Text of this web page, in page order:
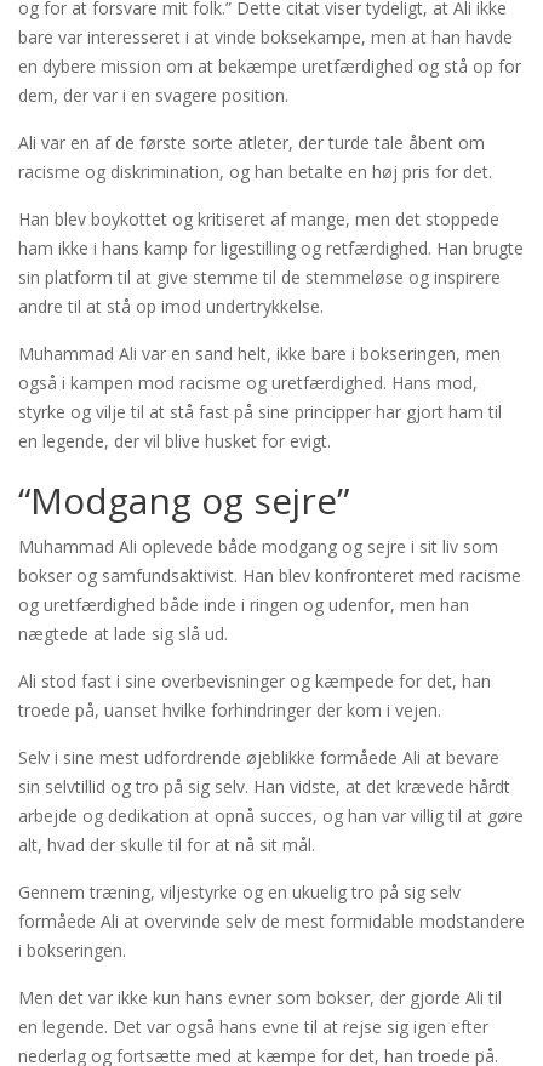
og for at forsvare mit folk.” Dette citat viser tydeligt, at Ali ikke
bare var interesseret i at vinde boksekampe, men at han havde
en dybere mission om at bekæmpe uretfærdighed og stå op for
dem, der var i en svagere position.
Ali var en af de første sorte atleter, der turde tale åbent om
racisme og diskrimination, og han betalte en høj pris for det.
Han blev boykottet og kritiseret af mange, men det stoppede
ham ikke i hans kamp for ligestilling og retfærdighed. Han brugte
sin platform til at give stemme til de stemmeløse og inspirere
andre til at stå op imod undertrykkelse.
Muhammad Ali var en sand helt, ikke bare i bokseringen, men
også i kampen mod racisme og uretfærdighed. Hans mod,
styrke og vilje til at stå fast på sine principper har gjort ham til
en legende, der vil blive husket for evigt.
“Modgang og sejre”
Muhammad Ali oplevede både modgang og sejre i sit liv som
bokser og samfundsaktivist. Han blev konfronteret med racisme
og uretfærdighed både inde i ringen og udenfor, men han
nægtede at lade sig slå ud.
Ali stod fast i sine overbevisninger og kæmpede for det, han
troede på, uanset hvilke forhindringer der kom i vejen.
Selv i sine mest udfordrende øjeblikke formåede Ali at bevare
sin selvtillid og tro på sig selv. Han vidste, at det krævede hårdt
arbejde og dedikation at opnå succes, og han var villig til at gøre
alt, hvad der skulle til for at nå sit mål.
Gennem træning, viljestyrke og en ukuelig tro på sig selv
formåede Ali at overvinde selv de mest formidable modstandere
i bokseringen.
Men det var ikke kun hans evner som bokser, der gjorde Ali til
en legende. Det var også hans evne til at rejse sig igen efter
nederlag og fortsætte med at kæmpe for det, han troede på.